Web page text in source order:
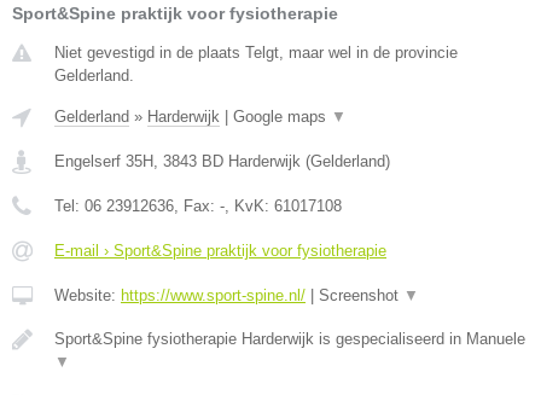
Sport&Spine praktijk voor fysiotherapie
Niet gevestigd in de plaats Telgt, maar wel in de provincie
Gelderland.
Gelderland » Harderwijk | Google maps ▼
Engelserf 35H 3843 BD Harderwijk (Gelderland)
Tel: 06 23912636 , Fax: - , KvK: 61017108
E-mail › Sport&Spine praktijk voor fysiotherapie
Website: https://www.sport-spine.nl/ | Screenshot ▼
Sport&Spine fysiotherapie Harderwijk is gespecialiseerd in Manuele
▼